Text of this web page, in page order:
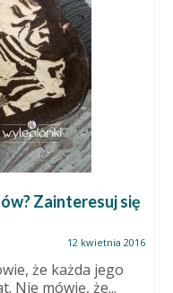
Zainteresuj się
12 kwietnia 2016
że każda jego
Nie mówię, że...